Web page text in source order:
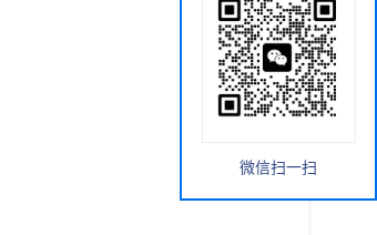
微信扫一扫